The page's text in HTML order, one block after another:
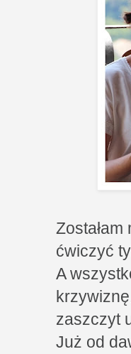
ćwiczyć
A
zaszczyt
Już od